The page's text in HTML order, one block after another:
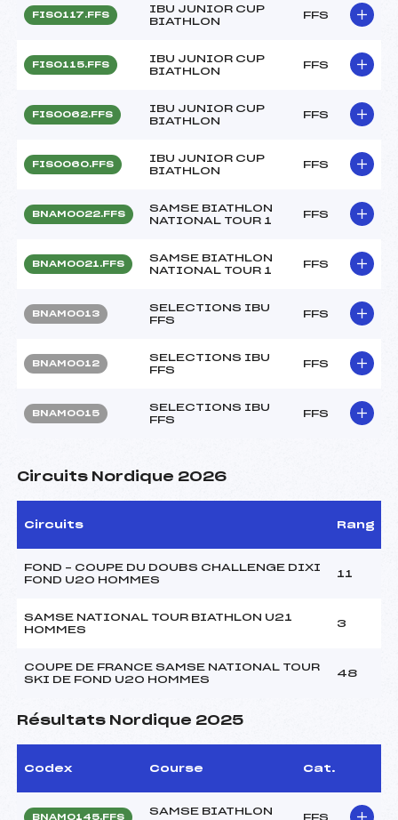
FIS0117.FFS
IBU JUNIOR CUP
BIATHLON
FFS
FIS0115.FFS
IBU JUNIOR CUP
BIATHLON
FFS
FIS0062.FFS
IBU JUNIOR CUP
BIATHLON
FFS
FIS0060.FFS
IBU JUNIOR CUP
BIATHLON
FFS
BNAM0022.FFS
SAMSE BIATHLON
NATIONAL TOUR 1
FFS
BNAM0021.FFS
SAMSE BIATHLON
NATIONAL TOUR 1
FFS
BNAM0013
SELECTIONS IBU
FFS
FFS
BNAM0012
SELECTIONS IBU
FFS
FFS
BNAM0015
SELECTIONS IBU
FFS
FFS
Circuits Nordique 2026
Circuits Rang
FOND – COUPE DU DOUBS CHALLENGE DIXI
FOND U20 HOMMES
11
SAMSE NATIONAL TOUR BIATHLON U21
HOMMES
3
COUPE DE FRANCE SAMSE NATIONAL TOUR
SKI DE FOND U20 HOMMES
48
Résultats Nordique 2025
Codex Course Cat.
BNAM0145.FFS
SAMSE BIATHLON
FFS